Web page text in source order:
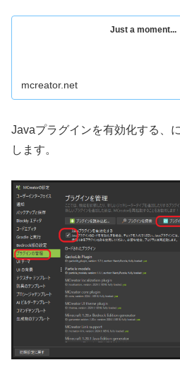
Just a moment...
mcreator.net
Javaプラグインを有効化する、
します。